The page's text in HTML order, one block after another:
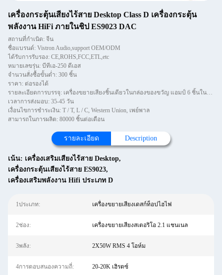
เครื่องกระตุ้นเสียงไร้สาย Desktop Class D เครื่องกระตุ้น
พลังงาน HiFi ภายในชิป ES9023 DAC
สถานที่กำเนิด: จีน
ชื่อแบรนด์: Vistron Audio,support OEM/ODM
ได้รับการรับรอง: CE,ROHS,FCC,ETL,etc
หมายเลขรุ่น: บีทีเอ-250 ดีเอส
จำนวนสั่งซื้อขั้นต่ำ: 300 ชิ้น
ราคา: ต่อรองได้
รายละเอียดการบรรจุ: เครื่องขยายเสียงชิ้นเดียวในกล่องของขวัญ แอมป์ 6 ชิ้นในกล่อง
เวลาการส่งมอบ: 35-45 วัน
เงื่อนไขการชำระเงิน: T / T, L / C, Western Union, เพย์พาล
สามารถในการผลิต: 80000 ชิ้นต่อเดือน
รายละเอียด Description
เน้น: เครื่องเสริมเสียงไร้สาย Desktop,
เครื่องกระตุ้นเสียงไร้สาย ES9023,
เครื่องเสริมพลังงาน Hifi ประเภท D
1ประเภท: เครื่องขยายเสียงเดสก์ท็อปไฮไฟ
2ช่อง: เครื่องขยายเสียงสเตอริโอ 2.1 แชนเนล
3พลัง: 2X50W RMS 4 โอห์ม
4การตอบสนองความถี่: 20-20K เฮิรตซ์